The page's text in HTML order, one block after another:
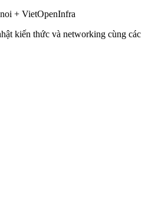
+ VietOpenInfra
kiến thức và networking cùng các